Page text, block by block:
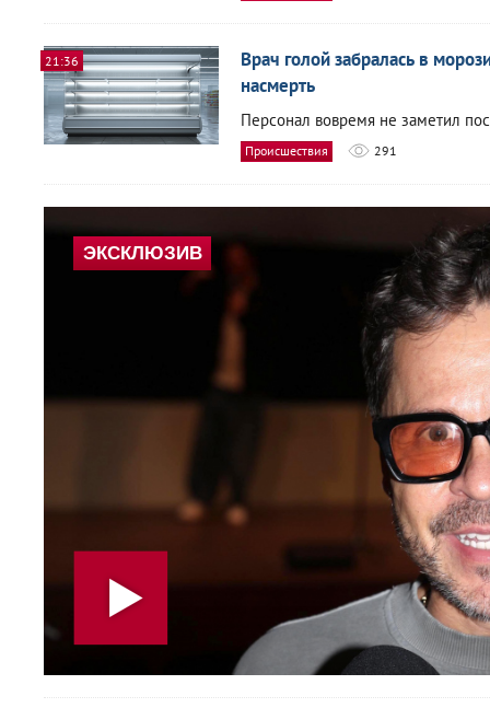
21:36
Врач голой забралась в
насмерть
Персонал вовремя не заметил
Происшествия 291